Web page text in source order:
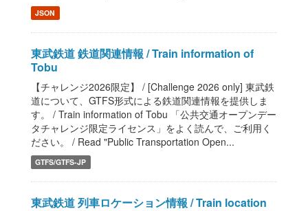
JSON
東武鉄道 鉄道関連情報 / Train information of
Tobu
【チャレンジ2026限定】 / [Challenge 2026 only] 東武鉄
道について、GTFS形式による鉄道関連情報を提供しま
す。 / Train information of Tobu 「公共交通オープンデー
タチャレンジ限定ライセンス」をよく読んで、ご利用く
ださい。 / Read "Public Transportation Open...
GTFS/GTFS-JP
東武鉄道 列車ロケーション情報 / Train location